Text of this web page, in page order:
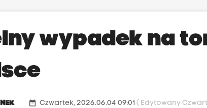
wypadek na
date_range Czwartek, 2026.06.04 09:01( Edytowany